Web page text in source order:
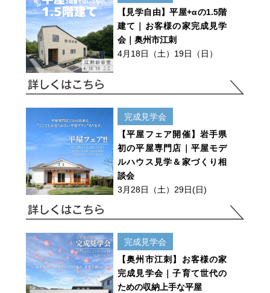
【見学自由】平屋+αの1.5階
建て｜お客様の家完成見学
会｜奥州市江刺
4月18日（土）19日（日）
完成見学会
【平屋フェア開催】岩手県
初の平屋専門店｜平屋モデ
ルハウス見学＆家づくり相
談会
3月28日（土）29日(日)
完成見学会
【奥州市江刺】お客様の家
完成見学会｜子育て世代の
ための収納上手な平屋